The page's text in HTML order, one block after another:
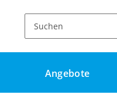
Angebote